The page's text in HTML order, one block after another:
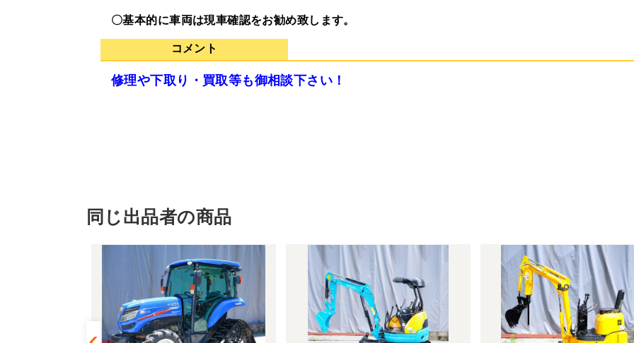
〇基本的に車両は現車確認をお勧め致します。
コメント
修理や下取り・買取等も御相談下さい！
同じ出品者の商品